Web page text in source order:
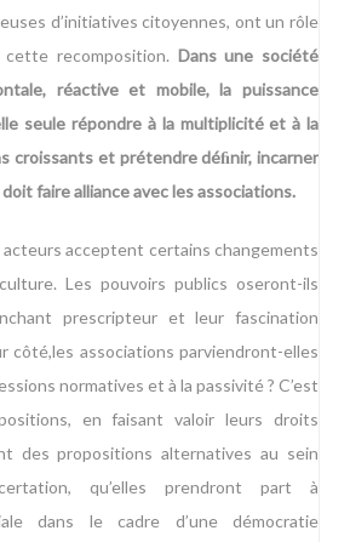
d’initiatives citoyennes, ont un rôle
recomposition. Dans une société
réactive et mobile, la puissance
seule répondre à la multiplicité et à la
croissants et prétendre déﬁnir, incarner
doit fairealliance avec les associations.
acceptent certains changements
Les pouvoirs publics oseront-ils
prescripteur et leur fascination
côté,les associations parviendront-elles
normatives et à la passivité ? C’est
en faisant valoir leurs droits
des propositions alternativesau sein
qu’elles prendront part à
dans le cadre d’une démocratie